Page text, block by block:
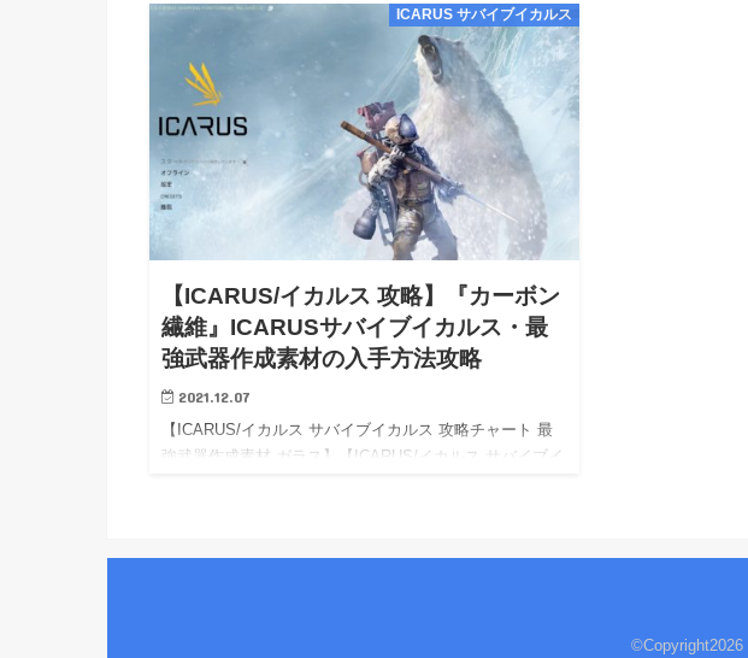
wiki walkthrough…
ICARUS サバイブイカルス
【ICARUS/イカルス 攻略】『カーボン
繊維』ICARUSサバイブイカルス・最
強武器作成素材の入手方法攻略
2021.12.07
【ICARUS/イカルス サバイブイカルス 攻略チャート 最
強武器作成素材 ガラス】【ICARUS/イカルス サバイブイ
©Copyright2026